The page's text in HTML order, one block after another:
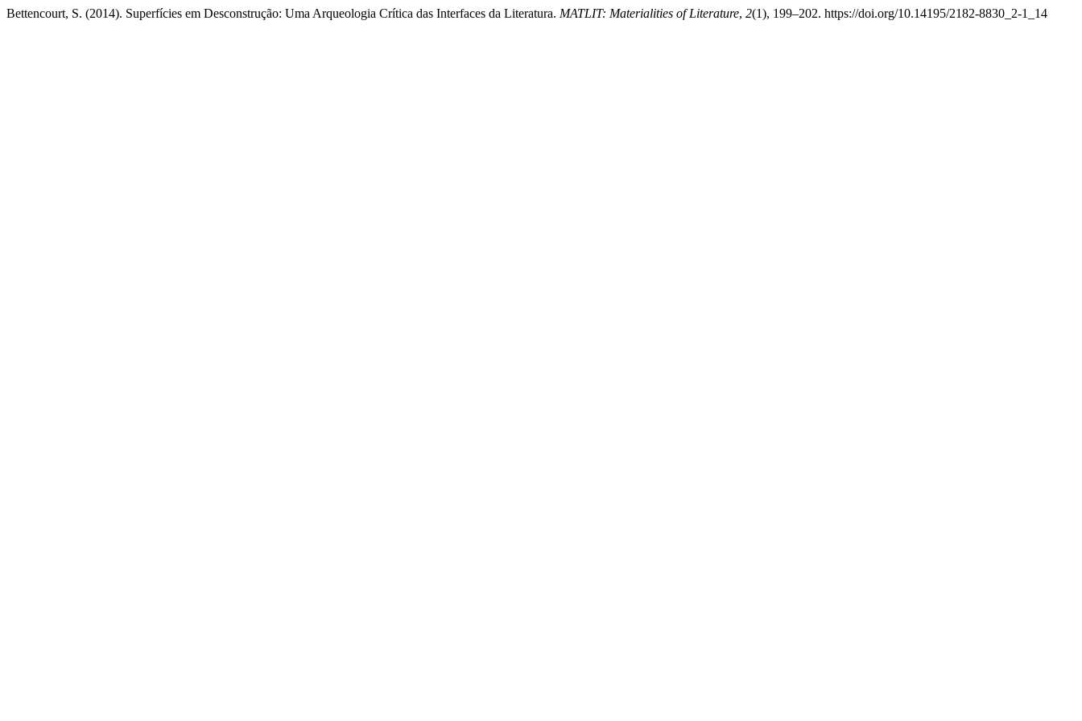
Bettencourt, S. (2014). Superfícies em Desconstrução: Uma Arqueologia Crítica das Interfaces da Literatura. MATLIT: Materialities of Literature, 2(1), 199–202. https://doi.org/10.14195/2182-8830_2-1_14